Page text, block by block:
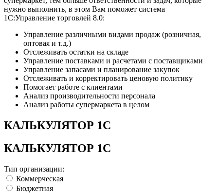
нужно выполнить, в этом Вам поможет система
1С:Управление торговлей 8.0:
Управление различными видами продаж (розничная,
оптовая и т.д.)
Отслеживать остатки на складе
Управление поставками и расчетами с поставщиками
Управление запасами и планирование закупок
Отслеживать и корректировать ценовую политику
Помогает работе с клиентами
Анализ производительности персонала
Анализ работы супермаркета в целом
КАЛЬКУЛЯТОР 1С
КАЛЬКУЛЯТОР 1С
Тип организации:
Коммерческая
Бюджетная